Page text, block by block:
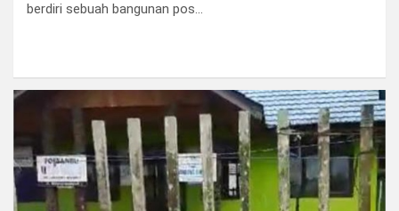
berdiri sebuah bangunan pos…